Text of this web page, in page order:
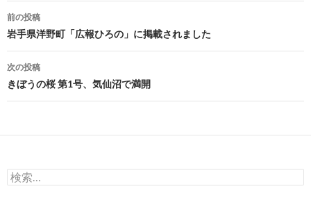
投
稿
ナ
ビ
ー
ョ
前の投稿
岩手県洋野町「広報ひろの」に掲載されました
次の投稿
きぼうの桜 第1号、気仙沼で満開
検
索: